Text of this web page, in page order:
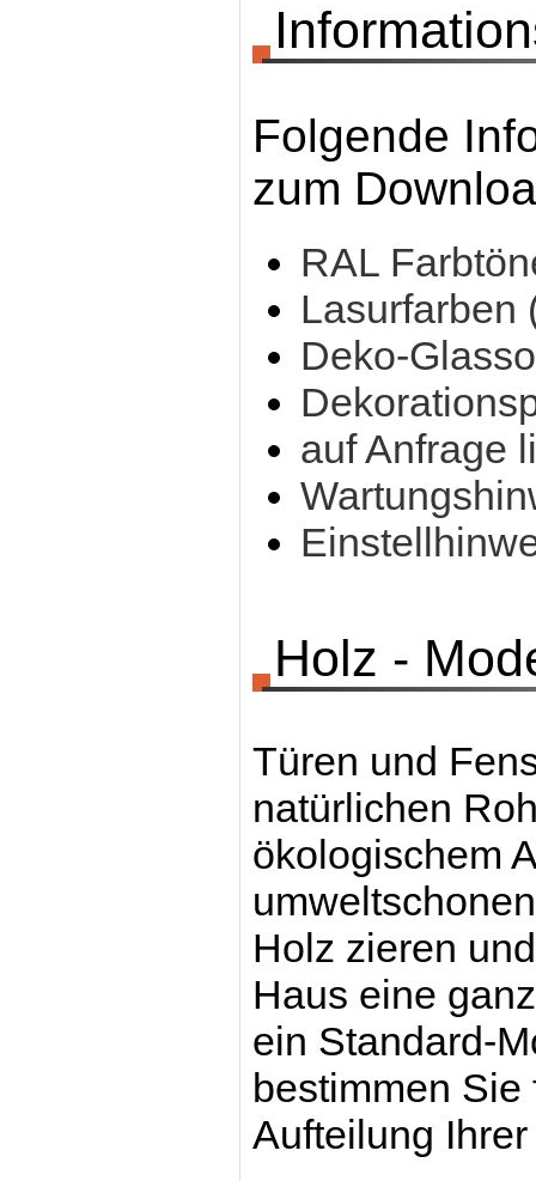
Folgende
zum
RAL
Lasurfarben
Deko-
auf Anfrage
Holz -
Türen und
natürlichen
ökologischem
Holz zieren
Haus eine
ein Standard-
bestimmen
Aufteilung